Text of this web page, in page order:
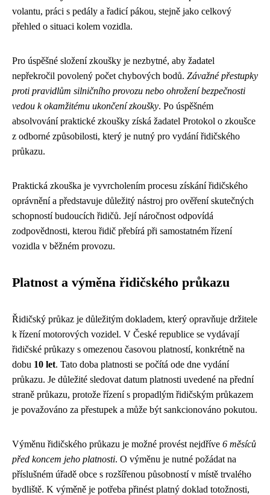
volantu, práci s pedály a řadicí pákou, stejně jako celkový
přehled o situaci kolem vozidla.
Pro úspěšné složení zkoušky je nezbytné, aby žadatel
nepřekročil povolený počet chybových bodů. Závažné přestupky
proti pravidlům silničního provozu nebo ohrožení bezpečnosti
vedou k okamžitému ukončení zkoušky. Po úspěšném
absolvování praktické zkoušky získá žadatel Protokol o zkoušce
z odborné způsobilosti, který je nutný pro vydání řidičského
průkazu.
Praktická zkouška je vyvrcholením procesu získání řidičského
oprávnění a představuje důležitý nástroj pro ověření skutečných
schopností budoucích řidičů. Její náročnost odpovídá
zodpovědnosti, kterou řidič přebírá při samostatném řízení
vozidla v běžném provozu.
Platnost a výměna řidičského průkazu
Řidičský průkaz je důležitým dokladem, který opravňuje držitele
k řízení motorových vozidel. V České republice se vydávají
řidičské průkazy s omezenou časovou platností, konkrétně na
dobu 10 let. Tato doba platnosti se počítá ode dne vydání
průkazu. Je důležité sledovat datum platnosti uvedené na přední
straně průkazu, protože řízení s propadlým řidičským průkazem
je považováno za přestupek a může být sankcionováno pokutou.
Výměnu řidičského průkazu je možné provést nejdříve 6 měsíců
před koncem jeho platnosti. O výměnu je nutné požádat na
příslušném úřadě obce s rozšířenou působností v místě trvalého
bydliště. K výměně je potřeba přinést platný doklad totožnosti,